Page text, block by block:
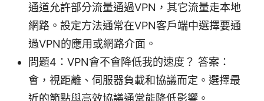
通道允許部分流量通過VPN，其它流量走本地
網路。設定方法通常在VPN客戶端中選擇要通
過VPN的應用或網路介面。
問題4：VPN會不會降低我的速度？ 答案：
會，視距離、伺服器負載和協議而定。選擇最
近的節點與高效協議通常能降低影響。